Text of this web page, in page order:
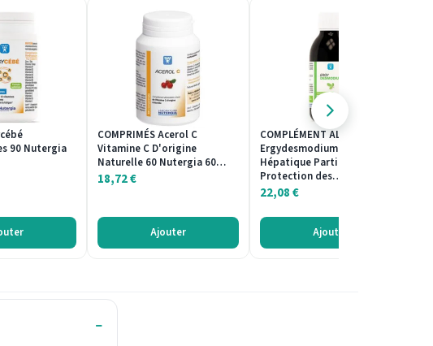
90 Nutergia
COMPRIMÉS Acerol C
Vitamine C D'origine
Naturelle 60 Nutergia 60…
18,72€
Ajouter
COMPLÉMENT ALIMENTAIRE
Ergydesmodium Fonction
Hépatique Participe à la
Protection des…
22,08€
Ajouter